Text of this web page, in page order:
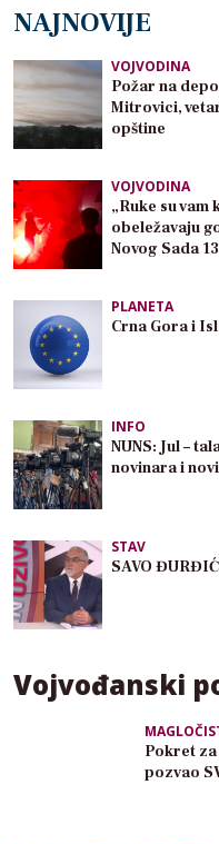
NAJNOVIJE
VOJVODINA
Požar na
Mitrovici,
opštine
VOJVODINA
„Ruke su
obeležavaju
Novog Sada
PLANETA
Crna Gora i
INFO
NUNS: Jul –
novinara i
STAV
SAVO
Vojvođanski
Pokret
pozvao